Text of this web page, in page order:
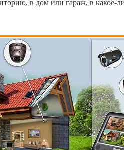
в дом или гараж, в какое-